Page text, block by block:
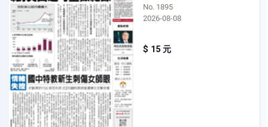
No. 1895
2026-08-08
$ 15 元